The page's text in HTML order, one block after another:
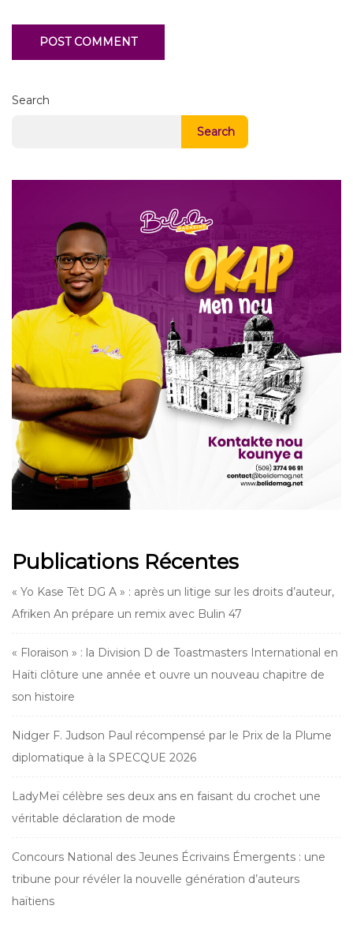
Search
Search
Publications Récentes
« Yo Kase Tèt DG A » : après un litige sur les droits d’auteur,
Afriken An prépare un remix avec Bulin 47
« Floraison » : la Division D de Toastmasters International en
Haïti clôture une année et ouvre un nouveau chapitre de
son histoire
Nidger F. Judson Paul récompensé par le Prix de la Plume
diplomatique à la SPECQUE 2026
LadyMeï célèbre ses deux ans en faisant du crochet une
véritable déclaration de mode
Concours National des Jeunes Écrivains Émergents : une
tribune pour révéler la nouvelle génération d’auteurs
haïtiens